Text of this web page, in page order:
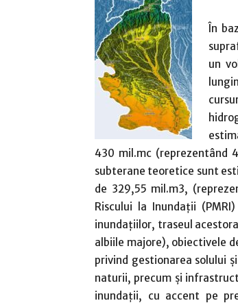
În
un
430 mil.mc (reprezentând
subterane teoretice sunt
de 329,55 mil.m3,
Riscului la Inundaţii
inundaţiilor, traseul
albiile majore), obiectivele
privind gestionarea solului
naturii, precum şi
inundaţii, cu accent pe